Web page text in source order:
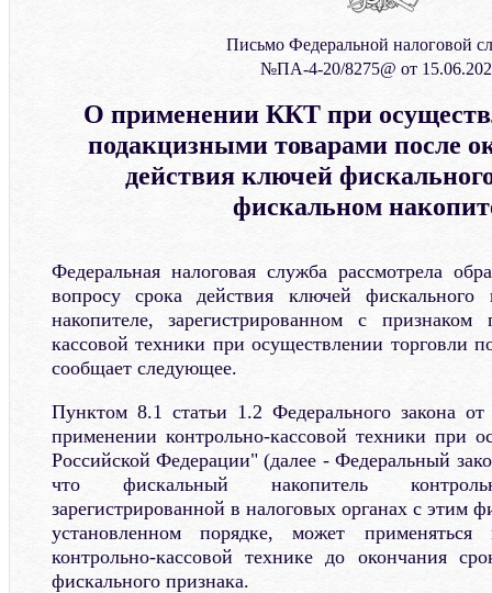
Письмо Федеральной налоговой
№ПА-4-20/8275@ от
О применении ККТ при
подакцизными товарами после
действия ключей
фискальном
Федеральная налоговая служба рассмотрела
вопросу срока действия ключей
накопителе, зарегистрированном с признаком
кассовой техники при осуществлении торговли
сообщает следующее.
Пунктом 8.1 статьи 1.2 Федерального закона
применении контрольно-кассовой техники при
Российской Федерации" (далее - Федеральный
что фискальный накопитель
зарегистрированной в налоговых органах с этим
установленном порядке, может применяться
контрольно-кассовой технике до окончания
фискального признака.